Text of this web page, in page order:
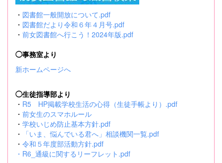
・ 図書館一般開放について.pdf
・ 図書館だより令和６年４月号.pdf
・ 前女図書館へ行こう！2024年版.pdf
◯事務室より
新ホームページへ
◯生徒指導部より
・ R5 HP掲載学校生活の心得（生徒手帳より）.pdf
・ 前女生のスマホルール
・ 学校いじめ防止基本方針.pdf
・
「いま、悩んでいる君へ」相談機関一覧.pdf
・ 令和５年度部活動方針.pdf
・ R6_通級に関するリーフレット.pdf